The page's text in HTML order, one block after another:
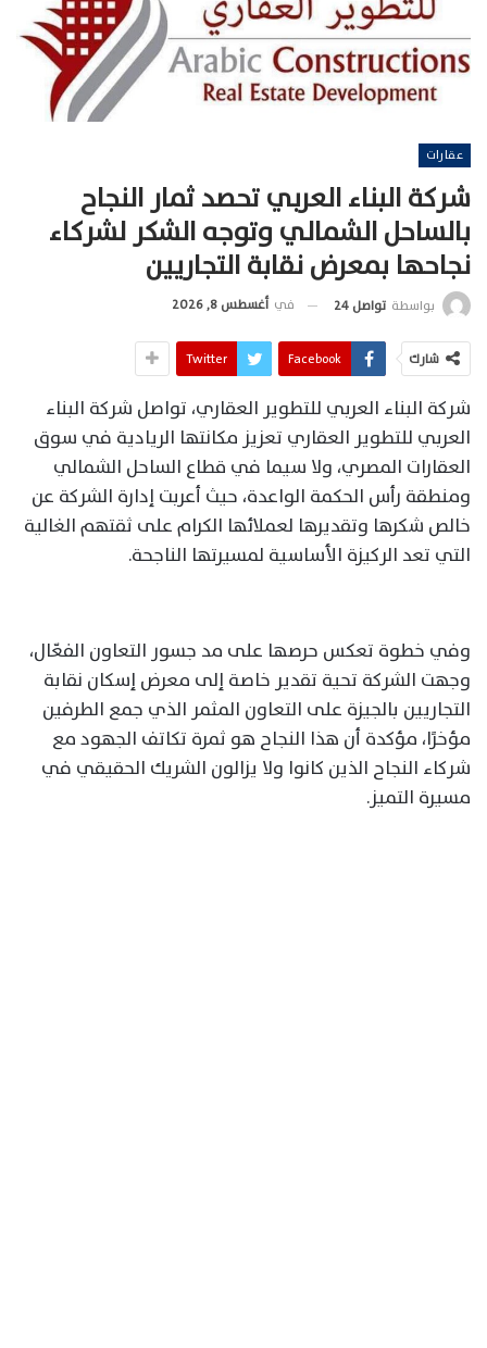
عقارات
شركة البناء العربي تحصد ثمار النجاح
بالساحل الشمالي وتوجه الشكر لشركاء
نجاحها بمعرض نقابة التجاريين
بواسطة تواصل 24 في أغسطس 8, 2026
شارك Facebook
Twitter
شركة البناء العربي للتطوير العقاري، تواصل شركة البناء
العربي للتطوير العقاري تعزيز مكانتها الريادية في سوق
العقارات المصري، ولا سيما في قطاع الساحل الشمالي
ومنطقة رأس الحكمة الواعدة، حيث أعربت إدارة الشركة عن
خالص شكرها وتقديرها لعملائها الكرام على ثقتهم الغالية
التي تعد الركيزة الأساسية لمسيرتها الناجحة.
وفي خطوة تعكس حرصها على مد جسور التعاون الفعّال،
وجهت الشركة تحية تقدير خاصة إلى معرض إسكان نقابة
التجاريين بالجيزة على التعاون المثمر الذي جمع الطرفين
مؤخرًا، مؤكدة أن هذا النجاح هو ثمرة تكاتف الجهود مع
شركاء النجاح الذين كانوا ولا يزالون الشريك الحقيقي في
مسيرة التميز.